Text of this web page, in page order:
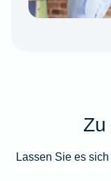
Zu
Lassen Sie es